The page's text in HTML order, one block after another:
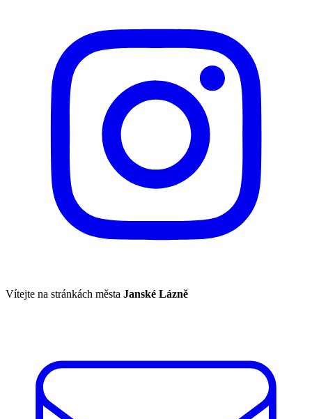
Vítejte na stránkách města Janské Lázně